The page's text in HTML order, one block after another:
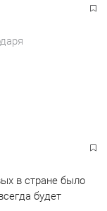
в стране было
будет